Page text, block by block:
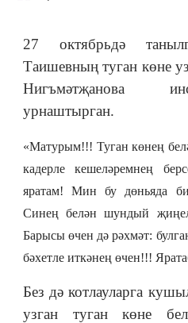
27 октябрьдә
Таишевның туган көне
Нигъмәтҗанова
урнаштырган.
«Матурым!!! Туган көнең
кадерле кешеләремнең
яратам! Мин бу дөньяда
Синең белән шундый
Барысы өчен дә рәхмәт:
бәхетле иткәнең өчен!!!
Без дә котлауларга
узган туган көне